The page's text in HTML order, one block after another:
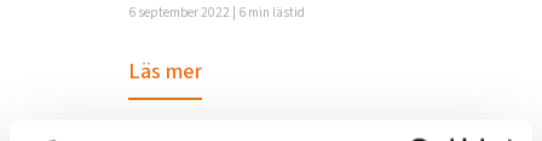
6 september 2022 | 6 min lästid
Läs mer